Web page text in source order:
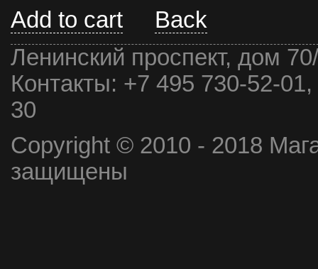
Add to cart
Back
Ленинский проспект, дом
Контакты: +7 495 730-52-
30
Copyright © 2010 - 2018
защищены